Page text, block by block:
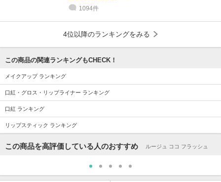
1094件
4位以降のランキングをみる
この商品の関連ランキングもCHECK！
メイクアップ ランキング
口紅・グロス・リップライナー ランキング
口紅 ランキング
リップスティック ランキング
この商品を高評価している人のおすすめ ルージュ ココ フラッシュ